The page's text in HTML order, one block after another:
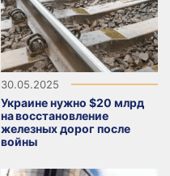
30.05.2025
Украине нужно $20 млрд
на восстановление
железных дорог после
войны